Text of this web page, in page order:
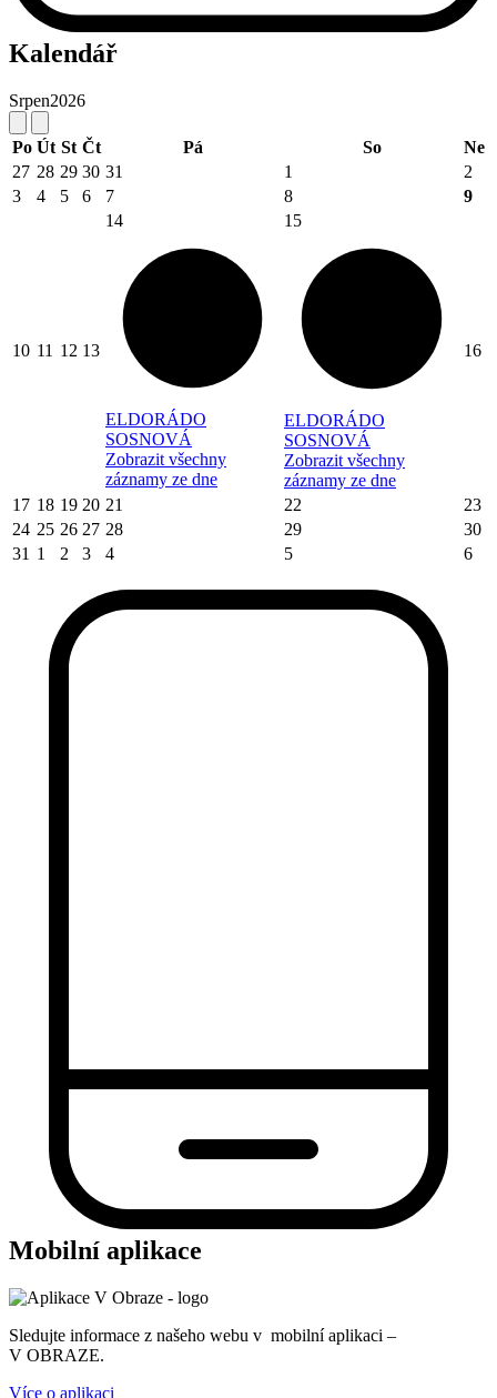
Kalendář
Srpen2026
Po Út St Čt Pá So
Ne
27 28 29 30 31 1
2
3
4 5 6 7 8 9
10 11 12 13
14
ELDORÁDO
SOSNOVÁ
Zobrazit všechny
záznamy ze dne
15
ELDORÁDO
SOSNOVÁ
Zobrazit všechny
záznamy ze dne
16
17 18 19 20 21 22
23
24 25 26 27 28 29
30
31 1 2 3 4 5 6
Mobilní aplikace
Sledujte informace z našeho webu v mobilní aplikaci –
V OBRAZE.
Více o aplikaci